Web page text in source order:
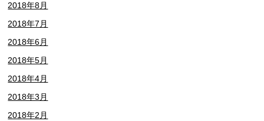
2018年8月
2018年7月
2018年6月
2018年5月
2018年4月
2018年3月
2018年2月